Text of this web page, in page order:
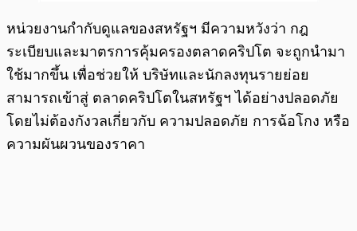
หน่วยงานกำกับดูแลของสหรัฐฯ มีความหวังว่า กฎ
ระเบียบและมาตรการคุ้มครองตลาดคริปโต จะถูกนำมา
ใช้มากขึ้น เพื่อช่วยให้ บริษัทและนักลงทุนรายย่อย
สามารถเข้าสู่ ตลาดคริปโตในสหรัฐฯ ได้อย่างปลอดภัย
โดยไม่ต้องกังวลเกี่ยวกับ ความปลอดภัย การฉ้อโกง หรือ
ความผันผวนของราคา